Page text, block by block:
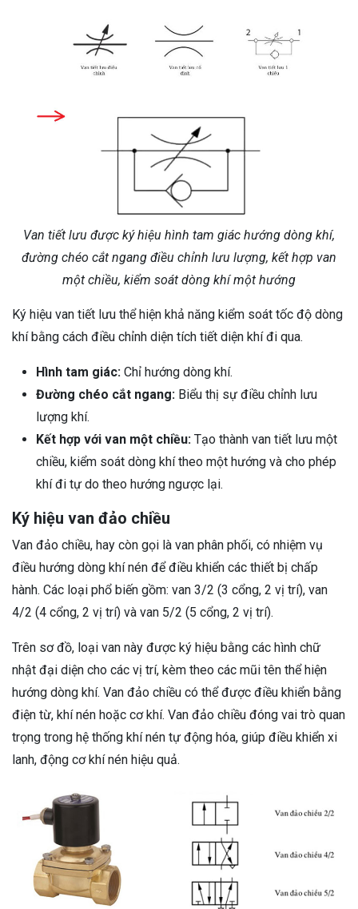
Van tiết lưu được ký hiệu hình tam giác hướng dòng khí,
đường chéo cắt ngang điều chỉnh lưu lượng, kết hợp van
một chiều, kiểm soát dòng khí một hướng
Ký hiệu van tiết lưu thể hiện khả năng kiểm soát tốc độ dòng
khí bằng cách điều chỉnh diện tích tiết diện khí đi qua.
Hình tam giác: Chỉ hướng dòng khí.
Đường chéo cắt ngang: Biểu thị sự điều chỉnh lưu
lượng khí.
Kết hợp với van một chiều: Tạo thành van tiết lưu một
chiều, kiểm soát dòng khí theo một hướng và cho phép
khí đi tự do theo hướng ngược lại.
Ký hiệu van đảo chiều
Van đảo chiều, hay còn gọi là van phân phối, có nhiệm vụ
điều hướng dòng khí nén để điều khiển các thiết bị chấp
hành. Các loại phổ biến gồm: van 3/2 (3 cổng, 2 vị trí), van
4/2 (4 cổng, 2 vị trí) và van 5/2 (5 cổng, 2 vị trí).
Trên sơ đồ, loại van này được ký hiệu bằng các hình chữ
nhật đại diện cho các vị trí, kèm theo các mũi tên thể hiện
hướng dòng khí. Van đảo chiều có thể được điều khiển bằng
điện từ, khí nén hoặc cơ khí. Van đảo chiều đóng vai trò quan
trọng trong hệ thống khí nén tự động hóa, giúp điều khiển xi
lanh, động cơ khí nén hiệu quả.